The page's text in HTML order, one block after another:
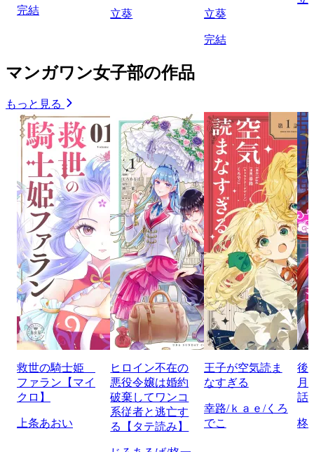
完結 立葵 立葵
完結
マンガワン女子部の作品
もっと見る
救世の騎士姫
ファラン【マイ
クロ】
上条あおい
ヒロイン不在の
悪役令嬢は婚約
破棄してワンコ
系従者と逃亡す
る【タテ読み】
王子が空気読ま
なすぎる
幸路/ｋａｅ/くろ
でこ
後
月
話
柊